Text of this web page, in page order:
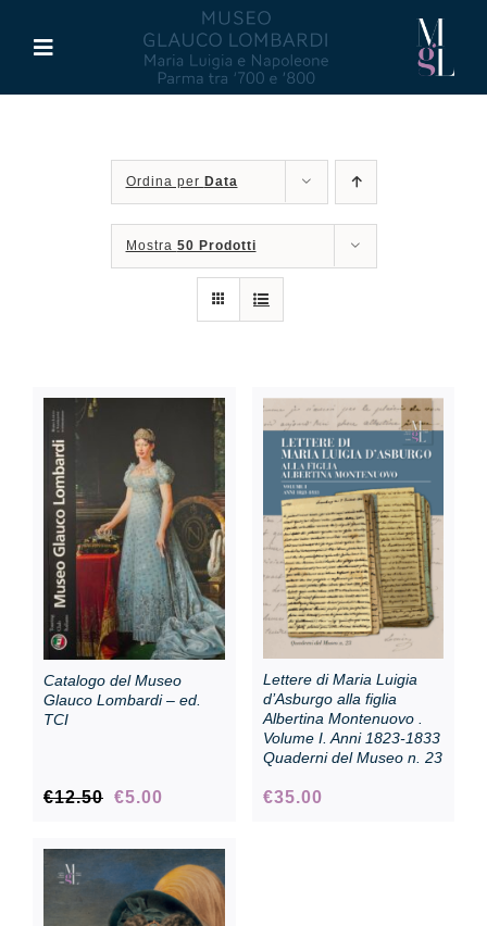
contenuto
Toggle
Maria Luigia d’Asburgo
Attività
Pubblicazioni
Collezione
Contatti e biglietti
Accessibilità
Ordina per Data
Mostra 50 Prodotti
Catalogo del Museo
Glauco Lombardi – ed.
TCI
€12.50 Il
era:
€12.50.
€5.00
è:
€5.00.
Lettere di Maria Luigia
d’Asburgo alla figlia
Albertina Montenuovo .
Volume I. Anni 1823-1833
Quaderni del Museo n. 23
€35.00